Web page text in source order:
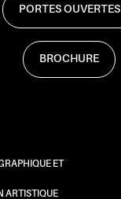
PORTES OUVERTES
BROCHURE
ET
ARTISTIQUE